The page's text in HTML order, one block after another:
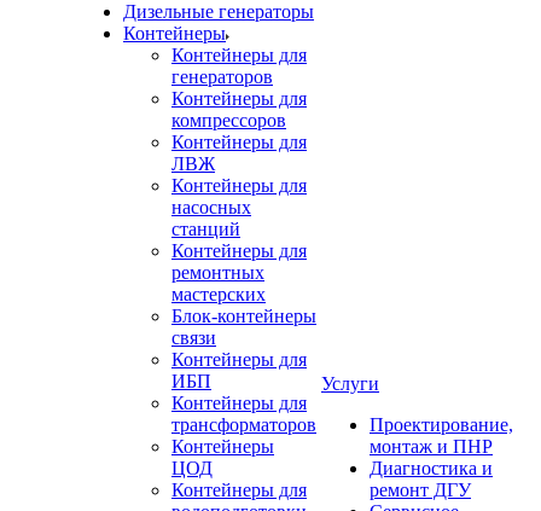
Дизельные генераторы
Контейнеры
Контейнеры для
генераторов
Контейнеры для
компрессоров
Контейнеры для
ЛВЖ
Контейнеры для
насосных
станций
Контейнеры для
ремонтных
мастерских
Блок-контейнеры
связи
Контейнеры для
ИБП
Контейнеры для
трансформаторов
Контейнеры
ЦОД
Контейнеры для
Услуги
Проектирование,
монтаж и ПНР
Диагностика и
ремонт ДГУ